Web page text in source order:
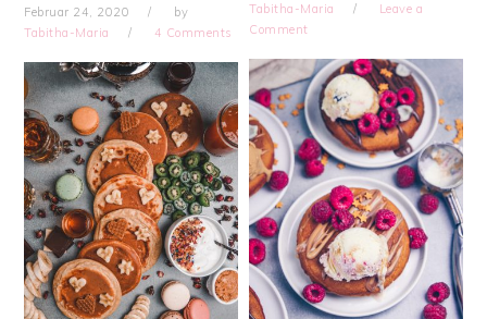
Februar 24, 2020
by
Tabitha-Maria
4 Comments
Tabitha-Maria
Leave a
Comment